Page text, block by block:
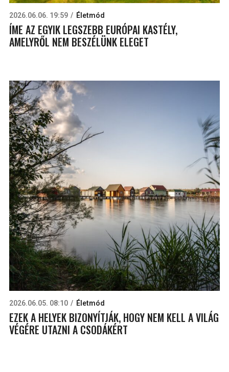
2026.06.06. 19:59 Életmód
ÍME AZ EGYIK LEGSZEBB EURÓPAI KASTÉLY,
AMELYRŐL NEM BESZÉLÜNK ELEGET
2026.06.05. 08:10 Életmód
EZEK A HELYEK BIZONYÍTJÁK, HOGY NEM KELL A VILÁG
VÉGÉRE UTAZNI A CSODÁKÉRT